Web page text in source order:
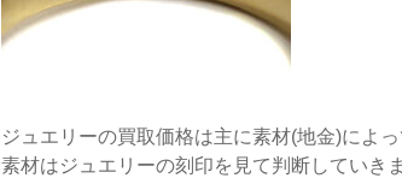
ジュエリーの買取価格は主に素材(地金)によ
素材はジュエリーの刻印を見て判断していきま